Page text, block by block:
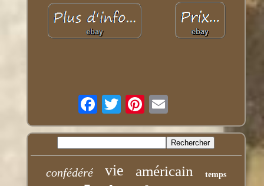
confédéré vie américain temps